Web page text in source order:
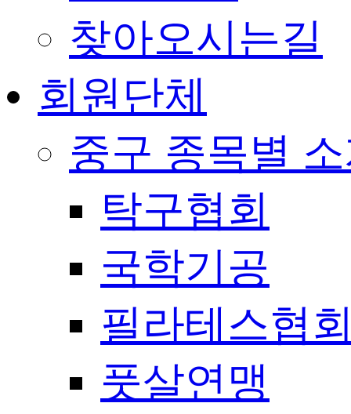
찾아오시는길
회원단체
중구 종목별
탁구협회
국학기공
필라테스협
풋살연맹